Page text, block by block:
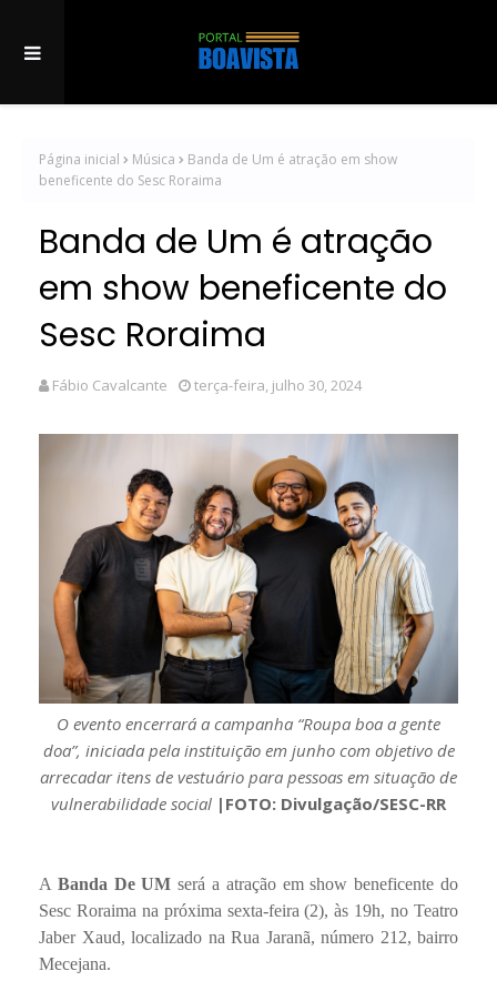
Página inicial Música
Banda de Um é atração em show
beneficente do Sesc Roraima
Banda de Um é atração
em show beneficente do
Sesc Roraima
Fábio Cavalcante terça-feira, julho 30, 2024
O evento encerrará a campanha “Roupa boa a gente
doa”, iniciada pela instituição em junho com objetivo de
arrecadar itens de vestuário para pessoas em situação de
vulnerabilidade social |FOTO: Divulgação/SESC-RR
A Banda De UM será a atração em show beneficente do
Sesc Roraima na próxima sexta-feira (2), às 19h, no Teatro
Jaber Xaud, localizado na Rua Jaranã, número 212, bairro
Mecejana.